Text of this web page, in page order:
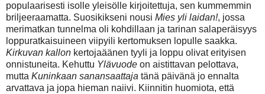
populaarisesti isolle yleisölle kirjoitettuja, sen kummemmin
briljeeraamatta. Suosikikseni nousi Mies yli laidan!, jossa
merimatkan tunnelma oli kohdillaan ja tarinan salaperäisyys
loppuratkaisuineen viipyili kertomuksen lopulle saakka.
Kirkuvan kallon kertojaäänen tyyli ja loppu olivat erityisen
onnistuneita. Kehuttu Ylävuode on aistittavan pelottava,
mutta Kuninkaan sanansaattaja tänä päivänä jo ennalta
arvattava ja jopa hieman naiivi. Kiinnitin huomiota, että